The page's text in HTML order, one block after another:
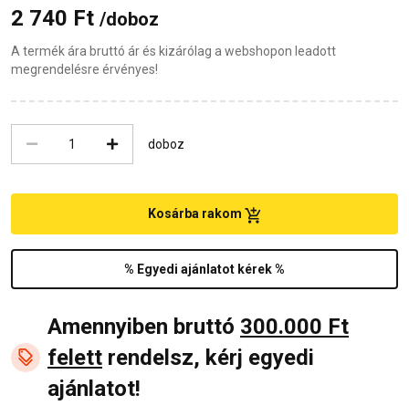
2 740 Ft /doboz
A termék ára bruttó ár és kizárólag a webshopon leadott
megrendelésre érvényes!
doboz
% Egyedi ajánlatot kérek %
Kosárba rakom
Amennyiben bruttó 300.000 Ft
felett rendelsz, kérj egyedi
ajánlatot!